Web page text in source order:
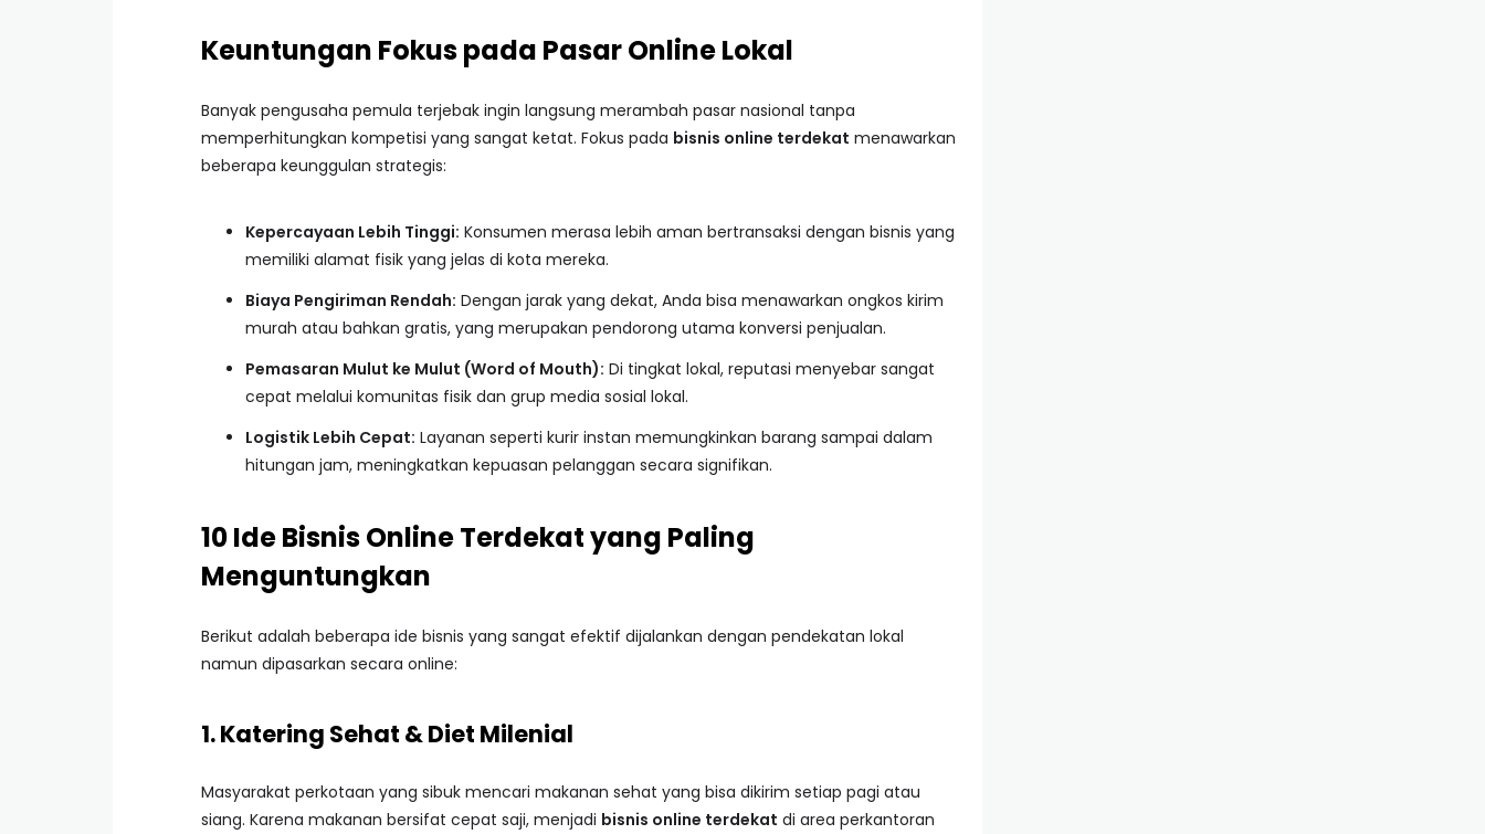
Keuntungan Fokus pada Pasar Online Lokal
Banyak pengusaha pemula terjebak ingin langsung merambah pasar nasional tanpa
memperhitungkan kompetisi yang sangat ketat. Fokus pada bisnis online terdekat menawarkan
beberapa keunggulan strategis:
Kepercayaan Lebih Tinggi: Konsumen merasa lebih aman bertransaksi dengan bisnis yang
memiliki alamat fisik yang jelas di kota mereka.
Biaya Pengiriman Rendah: Dengan jarak yang dekat, Anda bisa menawarkan ongkos kirim
murah atau bahkan gratis, yang merupakan pendorong utama konversi penjualan.
Pemasaran Mulut ke Mulut (Word of Mouth): Di tingkat lokal, reputasi menyebar sangat
cepat melalui komunitas fisik dan grup media sosial lokal.
Logistik Lebih Cepat: Layanan seperti kurir instan memungkinkan barang sampai dalam
hitungan jam, meningkatkan kepuasan pelanggan secara signifikan.
10 Ide Bisnis Online Terdekat yang Paling
Menguntungkan
Berikut adalah beberapa ide bisnis yang sangat efektif dijalankan dengan pendekatan lokal
namun dipasarkan secara online:
1. Katering Sehat & Diet Milenial
Masyarakat perkotaan yang sibuk mencari makanan sehat yang bisa dikirim setiap pagi atau
siang. Karena makanan bersifat cepat saji, menjadi bisnis online terdekat di area perkantoran